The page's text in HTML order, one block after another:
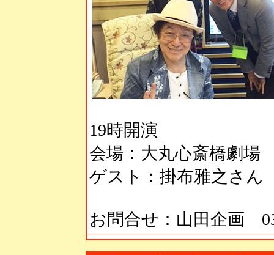
19時開演
会場：大丸心斎橋劇場
ゲスト：掛布雅之さん
お問合せ：山田企画